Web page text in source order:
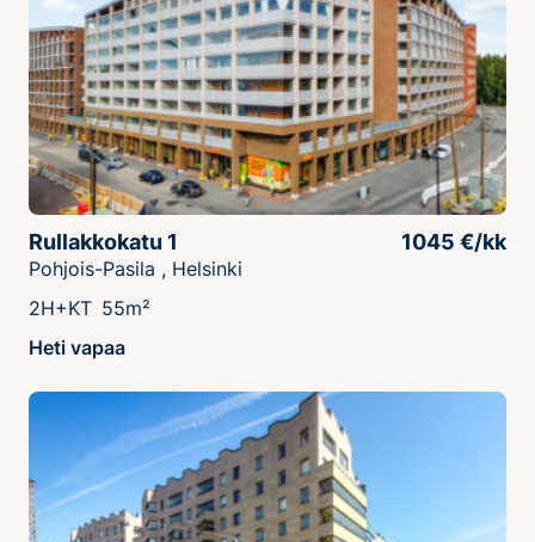
Rullakkokatu 1 1045 €/kk
Pohjois-Pasila , Helsinki
2H+KT 55m²
Heti vapaa